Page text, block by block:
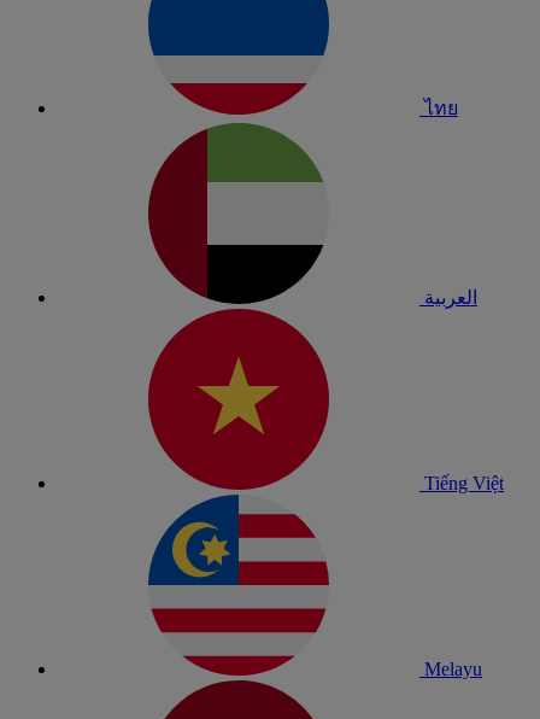
ไทย
العربية
Tiếng Việt
Melayu